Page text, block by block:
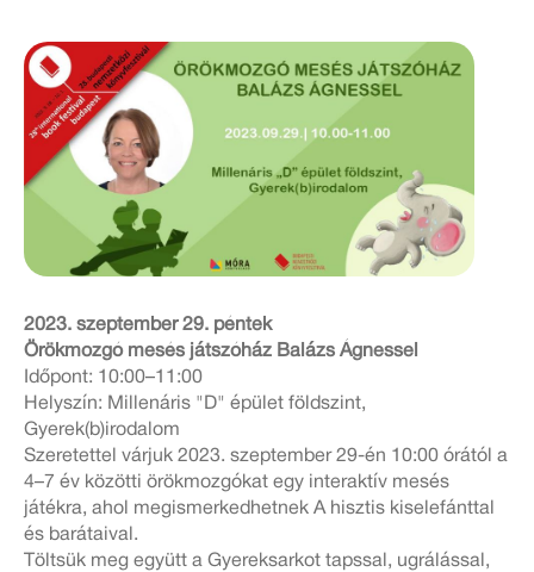
2023. szeptember 29. péntek
Örökmozgó mesés játszóház Balázs Ágnessel
Időpont: 10:00–11:00
Helyszín: Millenáris "D" épület földszint,
Gyerek(b)irodalom
Szeretettel várjuk 2023. szeptember 29-én 10:00 órától a
4–7 év közötti örökmozgókat egy interaktív mesés
játékra, ahol megismerkedhetnek A hisztis kiselefánttal
és barátaival.
Töltsük meg együtt a Gyereksarkot tapssal, ugrálással,